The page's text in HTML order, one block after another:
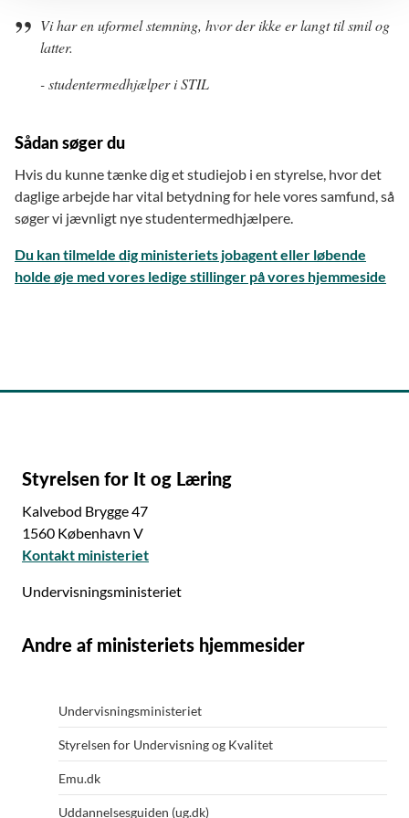
Vi har en uformel stemning, hvor der ikke er langt til smil og
latter.
- studentermedhjælper i STIL
Sådan søger du
Hvis du kunne tænke dig et studiejob i en styrelse, hvor det
daglige arbejde har vital betydning for hele vores samfund, så
søger vi jævnligt nye studentermedhjælpere.
Du kan tilmelde dig ministeriets jobagent eller løbende
holde øje med vores ledige stillinger på vores hjemmeside
Styrelsen for It og Læring
Kalvebod Brygge 47
1560 København V
Kontakt ministeriet
Undervisningsministeriet
Andre af ministeriets hjemmesider
Undervisningsministeriet
Styrelsen for Undervisning og Kvalitet
Emu.dk
Uddannelsesguiden (ug.dk)